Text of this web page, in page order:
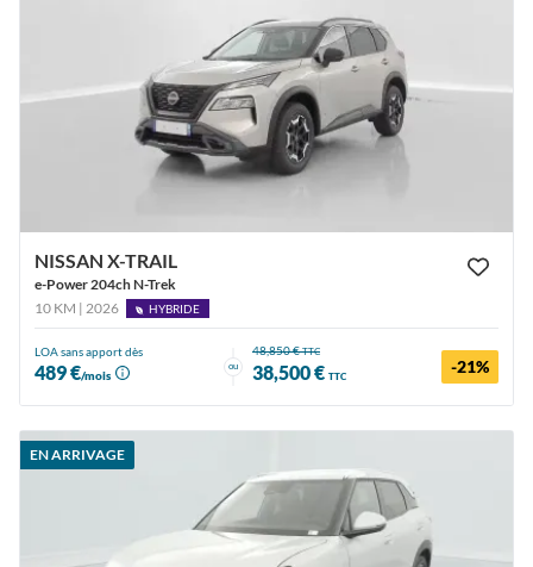
NISSAN X-TRAIL
e-Power 204ch N-Trek
10 KM | 2026
HYBRIDE
LOA sans apport dès
489 €/mois
ou
48,850 €TTC
38,500 € TTC -21%
EN ARRIVAGE